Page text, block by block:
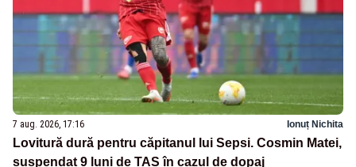
7 aug. 2026, 17:16 Ionuț Nichita
Lovitură dură pentru căpitanul lui Sepsi. Cosmin Matei,
suspendat 9 luni de TAS în cazul de dopaj